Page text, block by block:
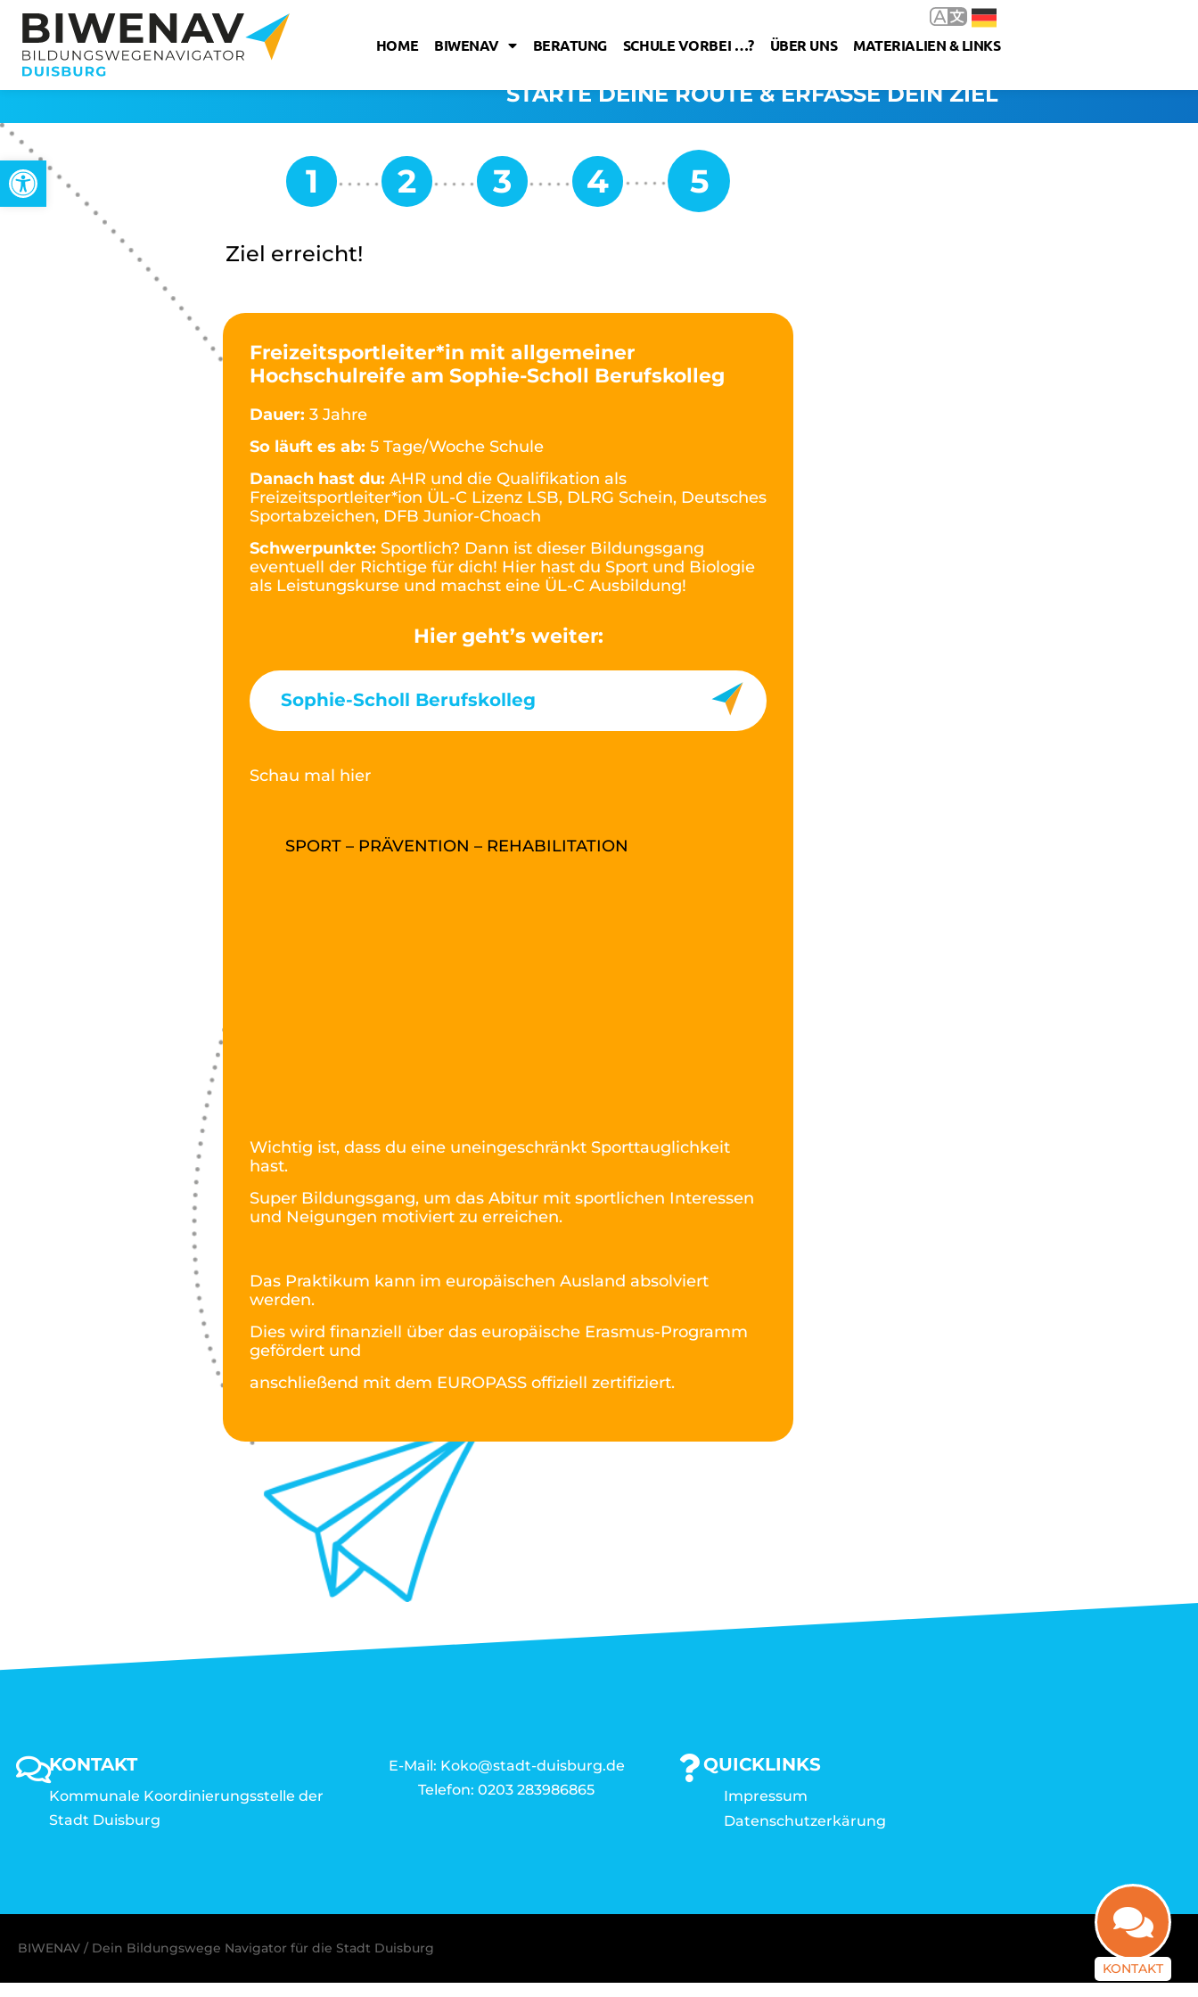
Werkzeugleiste öffnen
HOME BIWENAV BERATUNG SCHULE VORBEI …? ÜBER UNS MATERIALIEN & LINKS
STARTE DEINE ROUTE & ERFASSE DEIN ZIEL
Ziel erreicht!
Freizeitsportleiter*in mit allgemeiner
Hochschulreife am Sophie-Scholl Berufskolleg
Dauer: 3 Jahre
So läuft es ab: 5 Tage/Woche Schule
Danach hast du: AHR und die Qualifikation als
Freizeitsportleiter*ion ÜL-C Lizenz LSB, DLRG Schein, Deutsches
Sportabzeichen, DFB Junior-Choach
Schwerpunkte: Sportlich? Dann ist dieser Bildungsgang
eventuell der Richtige für dich! Hier hast du Sport und Biologie
als Leistungskurse und machst eine ÜL-C Ausbildung!
Hier geht’s weiter:
Sophie-Scholl Berufskolleg
Schau mal hier
SPORT – PRÄVENTION – REHABILITATION
Wichtig ist, dass du eine uneingeschränkt Sporttauglichkeit
hast.
Super Bildungsgang, um das Abitur mit sportlichen Interessen
und Neigungen motiviert zu erreichen.
Das Praktikum kann im europäischen Ausland absolviert
werden.
Dies wird finanziell über das europäische Erasmus-Programm
gefördert und
anschließend mit dem EUROPASS offiziell zertifiziert.
KONTAKT
Kommunale Koordinierungsstelle der
Stadt Duisburg
E-Mail: Koko@stadt-duisburg.de
Telefon: 0203 283986865
QUICKLINKS
Impressum
Datenschutzerkärung
BIWENAV / Dein Bildungswege Navigator für die Stadt Duisburg
KONTAKT